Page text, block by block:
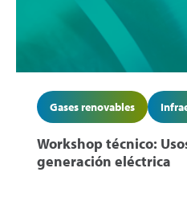
Gases renovables
Workshop técnico:
generación eléctrica